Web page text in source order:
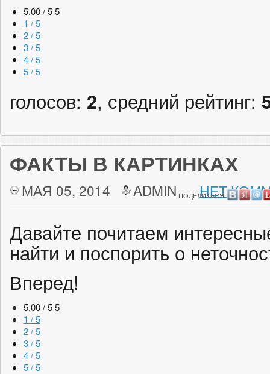
5.00 / 5 5
1 / 5
2 / 5
3 / 5
4 / 5
5 / 5
голосов: 2, средний рейтинг:
ФАКТЫ В КАРТИНКАХ
МАЯ 05, 2014 ADMIN НЕТ
ПОДЕЛИТЬСЯ:
Давайте почитаем
найти и поспорить о
Вперед!
5.00 / 5 5
1 / 5
2 / 5
3 / 5
4 / 5
5 / 5